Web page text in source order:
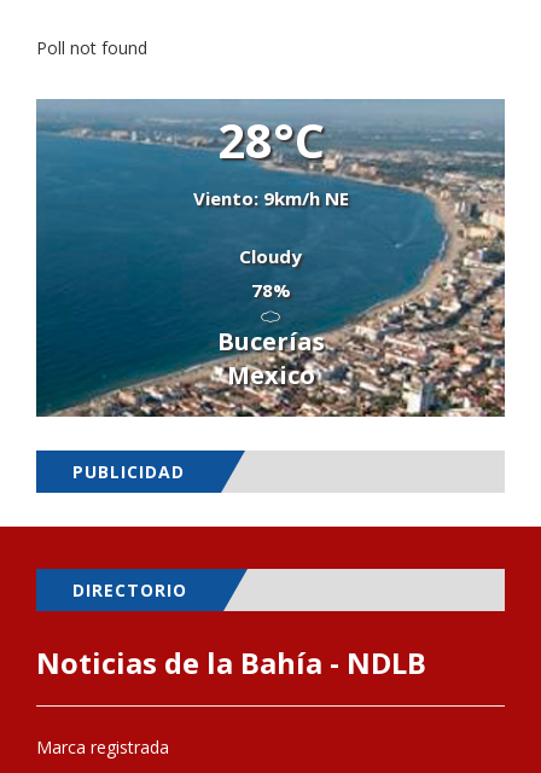
Poll not found
28°C
Viento: 9km/h NE
Cloudy
78%
Bucerías
Mexico
PUBLICIDAD
DIRECTORIO
Noticias de la Bahía - NDLB
Marca registrada